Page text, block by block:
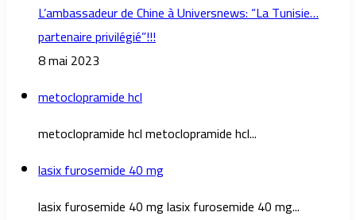
L’ambassadeur de Chine à Universnews: “La Tunisie…
partenaire privilégié”!!!
8 mai 2023
metoclopramide hcl
metoclopramide hcl metoclopramide hcl...
lasix furosemide 40 mg
lasix furosemide 40 mg lasix furosemide 40 mg...